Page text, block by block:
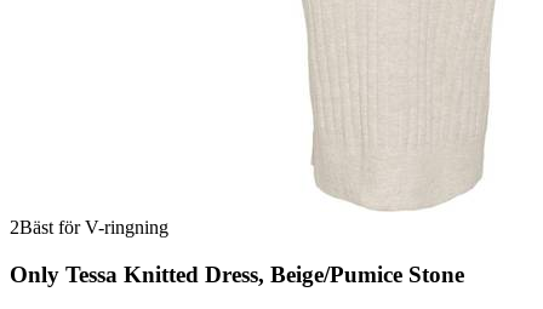
2Bäst för V-ringning
Only Tessa Knitted Dress, Beige/Pumice Stone